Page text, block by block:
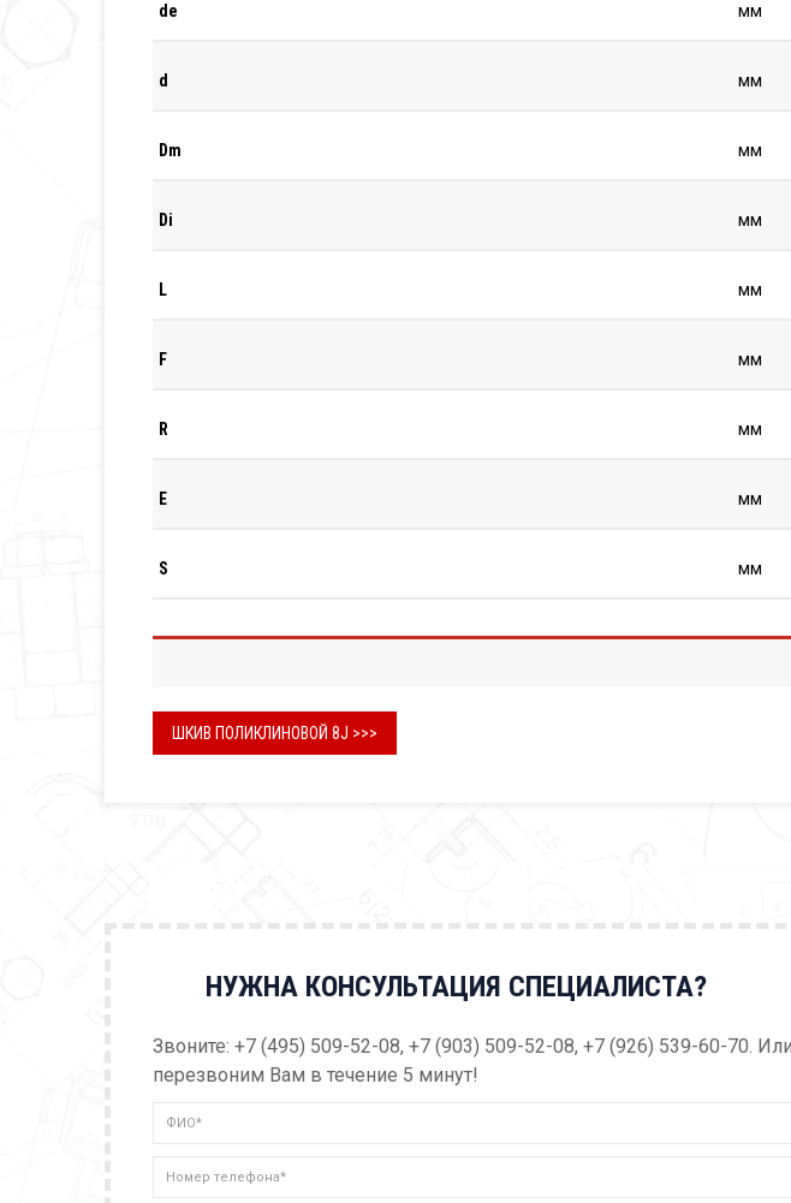
de мм
d мм
Dm мм
Di мм
L мм
F мм
R мм
E мм
S мм
ШКИВ ПОЛИКЛИНОВОЙ 8J >>>
НУЖНА КОНСУЛЬТАЦИЯ СПЕЦИАЛИСТА?
Звоните: +7 (495) 509-52-08, +7 (903) 509-52-08, +7 (926) 539-60-70.
перезвоним Вам в течение 5 минут!